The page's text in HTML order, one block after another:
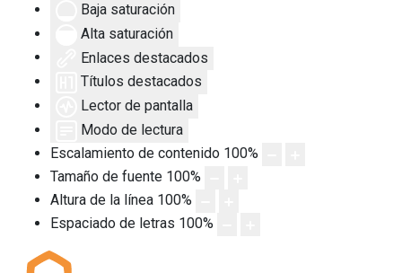
Baja saturación
Alta saturación
Enlaces destacados
Títulos destacados
Lector de pantalla
Modo de lectura
Escalamiento de contenido 100%
Tamaño de fuente 100%
Altura de la línea 100%
Espaciado de letras 100%